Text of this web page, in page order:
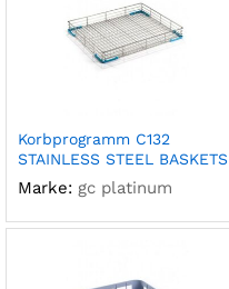
Korbprogramm C132
STAINLESS STEEL BASKETS
Marke: gc platinum